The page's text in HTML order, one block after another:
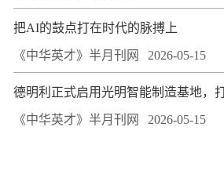
把AI的鼓点打在时代的脉搏上
《中华英才》半月刊网 2026-05-15
德明利正式启用光明智能制造基地，
《中华英才》半月刊网 2026-05-15